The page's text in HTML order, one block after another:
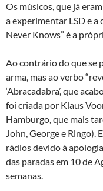
Os músicos, que já
a experimentar LSD e
Never Knows” é a
Ao contrário do que se
arma, mas ao verbo
‘Abracadabra’, que
foi criada por Klaus
Hamburgo, que mais
John, George e Ringo).
rádios devido à
das paradas em 10 de
semanas.